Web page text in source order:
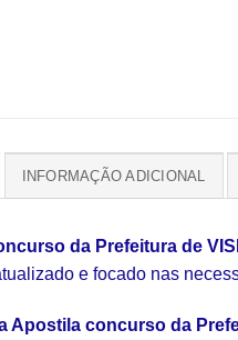
INFORMAÇÃO ADICIONAL
da Prefeitura de
e focado nas
Apostila concurso da